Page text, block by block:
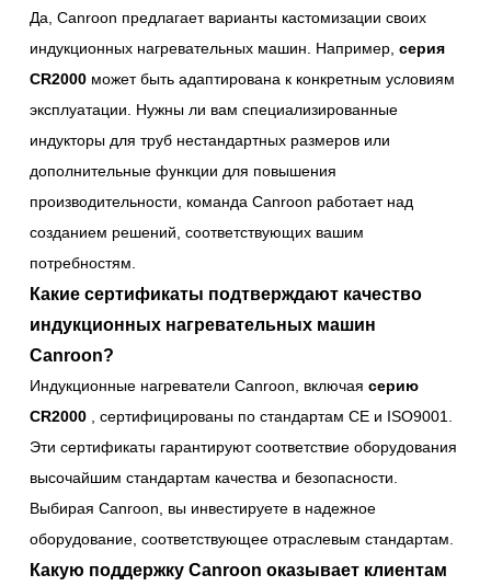
Да, Canroon предлагает варианты кастомизации своих
индукционных нагревательных машин. Например,серия
CR2000 может быть адаптирована к конкретным условиям
эксплуатации. Нужны ли вам специализированные
индукторы для труб нестандартных размеров или
дополнительные функции для повышения
производительности, команда Canroon работает над
созданием решений, соответствующих вашим
потребностям.
Какие сертификаты подтверждают качество
индукционных нагревательных машин
Canroon?
Индукционные нагреватели Canroon, включаясерию
CR2000 , сертифицированы по стандартам CE и ISO9001.
Эти сертификаты гарантируют соответствие оборудования
высочайшим стандартам качества и безопасности.
Выбирая Canroon, вы инвестируете в надежное
оборудование, соответствующее отраслевым стандартам.
Какую поддержку Canroon оказывает клиентам